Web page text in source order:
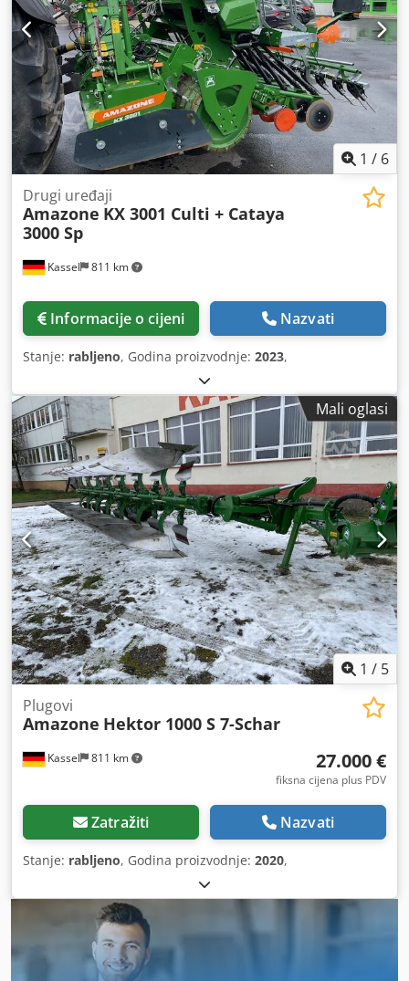
1 / 6
Kassel 811 km
Drugi uređaji
Amazone KX 3001 Culti + Cataya
3000 Sp
Informacije o cijeni Nazvati
Stanje: rabljeno, Godina proizvodnje: 2023,
Mali oglasi
1 / 5
Kassel 811 km
Plugovi
Amazone Hektor 1000 S 7-Schar
27.000 €
fiksna cijena plus PDV
Zatražiti Nazvati
Stanje: rabljeno, Godina proizvodnje: 2020,